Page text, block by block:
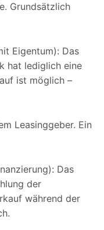
Grundsätzlich
Eigentum): Das
hat lediglich eine
ist möglich –
Leasinggeber. Ein
Das
der
während der